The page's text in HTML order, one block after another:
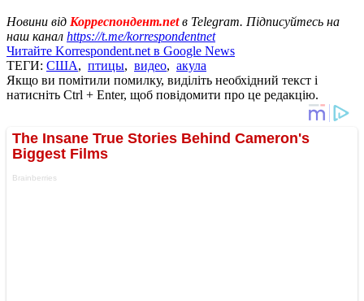
Новини від Корреспондент.netв Telegram. Підписуйтесь на
наш канал https://t.me/korrespondentnet
Читайте Korrespondent.net в Google News
ТЕГИ: США, птицы, видео, акула
Якщо ви помітили помилку, виділіть необхідний текст і
натисніть Ctrl + Enter, щоб повідомити про це редакцію.